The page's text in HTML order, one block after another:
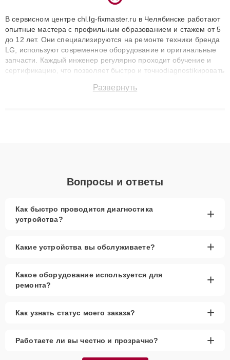
В сервисном центре chl.lg-fixmaster.ru в Челябинске работают
опытные мастера с профильным образованием и стажем от 5
до 12 лет. Они специализируются на ремонте техники бренда
LG, используют современное оборудование и оригинальные
запчасти. Каждый инженер регулярно проходит обучение и
сертификацию, что позволяет быстро и точноdiagnostikировать
до 3 лет. Наши мастера решают сложные случаи: от замены
Развернуть
Вопросы и ответы
Как быстро проводится диагностика
устройства?
+
Какие устройства вы обслуживаете? +
Какое оборудование используется для
ремонта?
+
Как узнать статус моего заказа? +
Работаете ли вы честно и прозрачно? +